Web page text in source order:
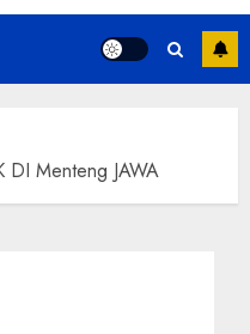
DI Menteng JAWA